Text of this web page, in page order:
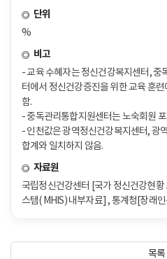
단위
%
비고
- 교육 수혜자는 정신건강복지센터, 중
터에서 정신건강증진을 위한 교육 훈
함.
- 중독관리통합지원센터는 노숙회원
- 인천값은 광역정신건강복지센터, 광
합계와 일치하지 않음.
자료원
국립정신건강센터 [국가 정신건강현
스템( MHIS) 내부자료] , 통계청[장래
목록